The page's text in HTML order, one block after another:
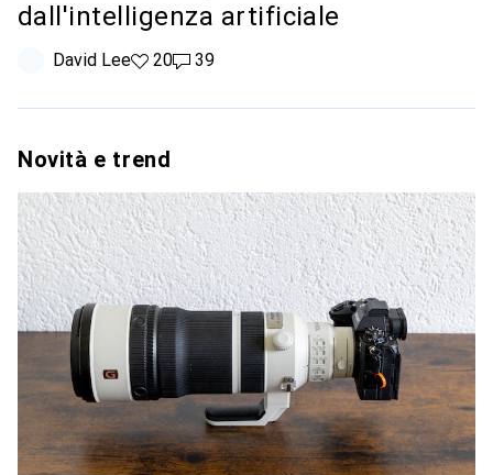
dall'intelligenza artificiale
David Lee20 like
2039 commenti
39
Novità e trend